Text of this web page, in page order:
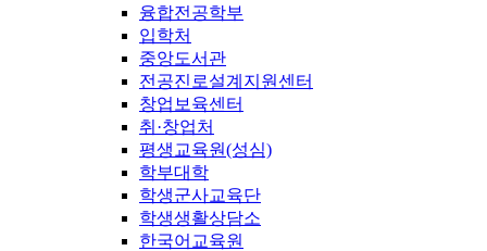
융합전공학부
입학처
중앙도서관
전공진로설계지원센터
창업보육센터
취·창업처
평생교육원(성심)
학부대학
학생군사교육단
학생생활상담소
한국어교육원